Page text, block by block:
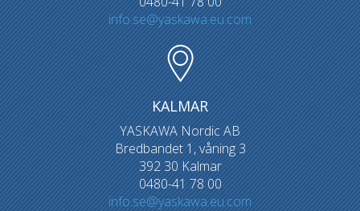
info.se@yaskawa.eu.com
KALMAR
YASKAWA Nordic AB
Bredbandet 1, våning 3
392 30 Kalmar
0480-41 78 00
info.se@yaskawa.eu.com